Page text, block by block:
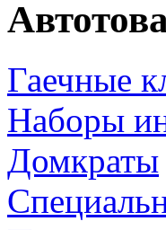
Гаечные
Наборы
Домкраты